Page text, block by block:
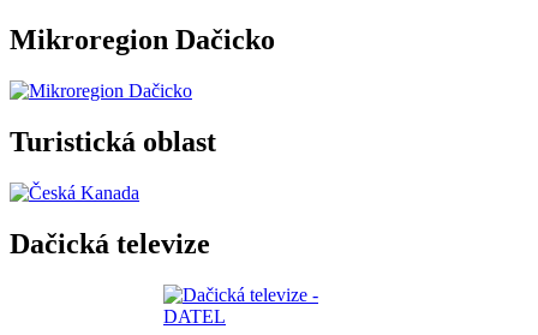
Mikroregion Dačicko
Turistická oblast
Dačická televize